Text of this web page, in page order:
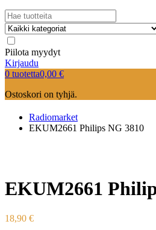
Piilota myydyt
Kirjaudu
0 tuotetta0,00 €
Ostoskori on tyhjä.
Radiomarket
EKUM2661 Philips NG 3810
EKUM2661
18,90 €